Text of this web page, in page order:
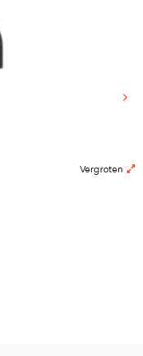
Vergroten